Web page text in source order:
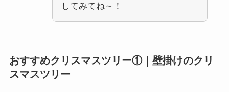
してみてね～！
おすすめクリスマスツリー①｜壁掛けのクリ
スマスツリー